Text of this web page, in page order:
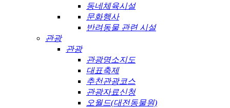
동네체육시설
문화행사
반려동물 관련 시설
관광
관광
관광명소지도
대표축제
추천관광코스
관광자료신청
오월드(대전동물원)